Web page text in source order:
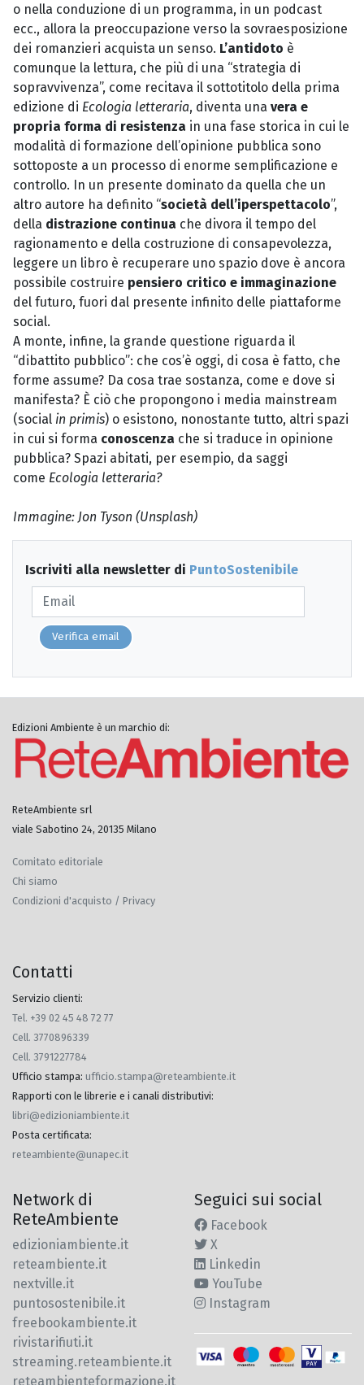
o nella conduzione di un programma, in un podcast
ecc., allora la preoccupazione verso la sovraesposizione
dei romanzieri acquista un senso. L’antidoto è
comunque la lettura, che più di una “strategia di
sopravvivenza”, come recitava il sottotitolo della prima
edizione di Ecologia letteraria, diventa una vera e
propria forma di resistenza in una fase storica in cui le
modalità di formazione dell’opinione pubblica sono
sottoposte a un processo di enorme semplificazione e
controllo. In un presente dominato da quella che un
altro autore ha definito “società dell’iperspettacolo”,
della distrazione continua che divora il tempo del
ragionamento e della costruzione di consapevolezza,
leggere un libro è recuperare uno spazio dove è ancora
possibile costruire pensiero critico e immaginazione
del futuro, fuori dal presente infinito delle piattaforme
social.
A monte, infine, la grande questione riguarda il
“dibattito pubblico”: che cos’è oggi, di cosa è fatto, che
forme assume? Da cosa trae sostanza, come e dove si
manifesta? È ciò che propongono i media mainstream
(social in primis) o esistono, nonostante tutto, altri spazi
in cui si forma conoscenza che si traduce in opinione
pubblica? Spazi abitati, per esempio, da saggi
come Ecologia letteraria?
Immagine: Jon Tyson (Unsplash)
Iscriviti alla newsletter di PuntoSostenibile
Verifica email
Edizioni Ambiente è un marchio di:
ReteAmbiente srl
viale Sabotino 24, 20135 Milano
Comitato editoriale
Chi siamo
Condizioni d'acquisto / Privacy
Contatti
Servizio clienti:
Tel. +39 02 45 48 72 77
Cell. 3770896339
Cell. 3791227784
Ufficio stampa: ufficio.stampa@reteambiente.it
Rapporti con le librerie e i canali distributivi:
libri@edizioniambiente.it
Posta certificata:
reteambiente@unapec.it
Network di
ReteAmbiente
edizioniambiente.it
reteambiente.it
nextville.it
puntosostenibile.it
freebookambiente.it
rivistarifiuti.it
streaming.reteambiente.it
reteambienteformazione.it
Seguici sui social
Facebook
X
Linkedin
YouTube
Instagram